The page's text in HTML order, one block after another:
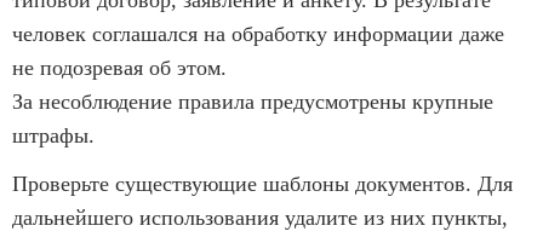
человек соглашался на обработку информации даже
не подозревая об этом.
За несоблюдение правила предусмотрены крупные
штрафы.
Проверьте существующие шаблоны документов. Для
дальнейшего использования удалите из них пункты,